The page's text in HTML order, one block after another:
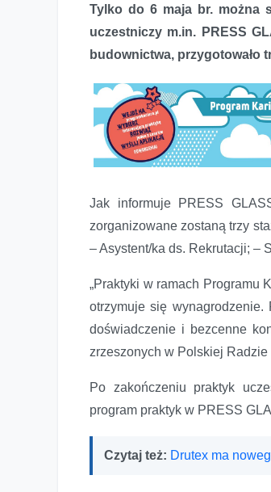
PRESS GLASS zaprasza do
Tylko do 6 maja br. można
uczestniczy m.in. PRESS
budownictwa, przygotowało
Jak informuje PRESS
zorganizowane zostaną trzy
– Asystent/ka ds. Rekrutacji; –
„Praktyki w ramach Programu
otrzymuje się wynagrodzenie.
doświadczenie i bezcenne
zrzeszonych w Polskiej Radzie
Po zakończeniu praktyk
program praktyk w PRESS
Czytaj też: Drutex ma